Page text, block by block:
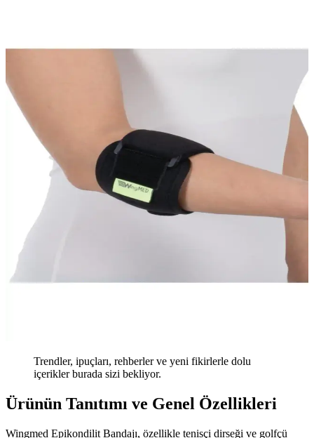
Trendler, ipuçları, rehberler ve yeni fikirlerle dolu
içerikler burada sizi bekliyor.
Ürünün Tanıtımı ve Genel Özellikleri
Wingmed Epikondilit Bandajı, özellikle tenisçi dirseği ve golfçü